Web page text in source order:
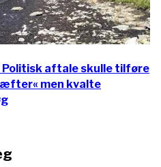
aftale skulle tilføre
men kvalte